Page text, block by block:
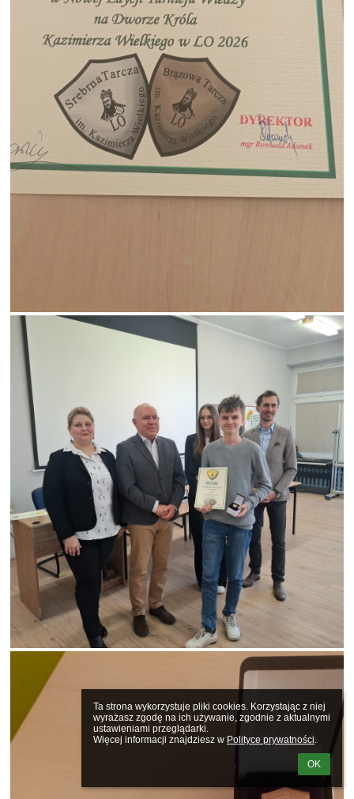
Ta strona wykorzystuje pliki cookies. Korzystając z niej
wyrażasz zgodę na ich używanie, zgodnie z aktualnymi
ustawieniami przeglądarki.
Więcej informacji znajdziesz w Polityce prywatności.
OK